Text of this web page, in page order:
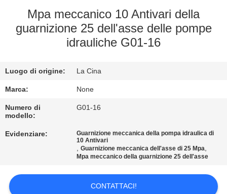
FABBRICA
CONTROLLO
QUALITÀ
CONTATTICI
RICHIEDA
CITAZIONE
Mpa meccanico 10 Antivari della
guarnizione 25 dell'asse delle pompe
idrauliche G01-16
Luogo di origine: La Cina
Marca: None
Numero di
modello:
G01-16
Evidenziare:
Guarnizione meccanica della pompa idraulica di
10 Antivari
,Guarnizione meccanica dell'asse di 25 Mpa,
Mpa meccanico della guarnizione 25 dell'asse
CONTATTACI!